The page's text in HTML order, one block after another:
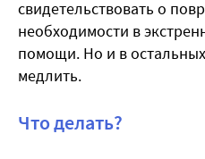
свидетельствовать о
необходимости в
помощи. Но и в
медлить.
Что делать?